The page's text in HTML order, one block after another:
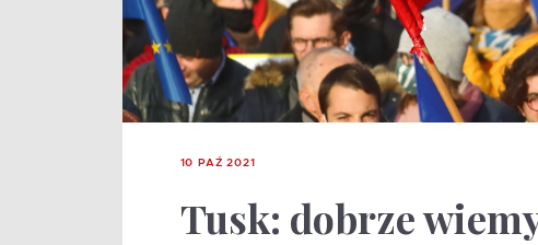
10 PAŹ 2021
Tusk: dobrze